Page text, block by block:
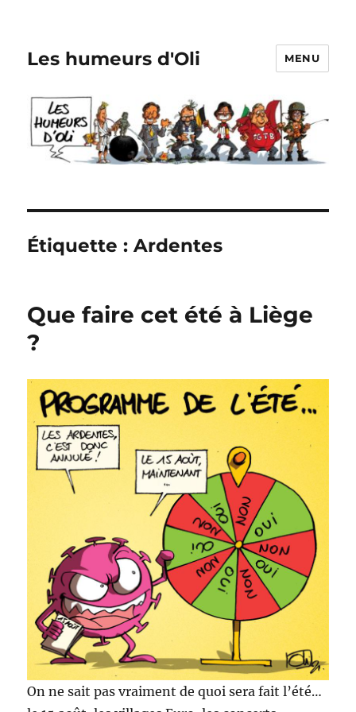
Les humeurs d'Oli MENU
Étiquette :Ardentes
Que faire cet été à Liège
?
On ne sait pas vraiment de quoi sera fait l’été…